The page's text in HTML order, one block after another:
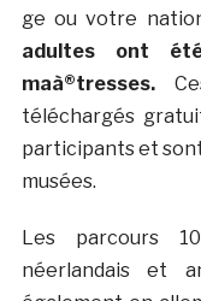
ge ou votre
adultes ont
maà®tresses.
téléchargés
participants et
musées.
Les parcours
néerlandais et